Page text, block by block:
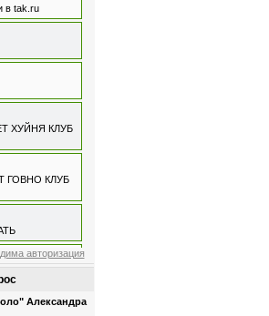
авторизация
Александра